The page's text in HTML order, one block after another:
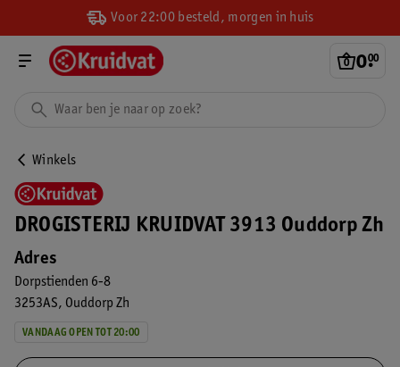
Voor 22:00 besteld, morgen in huis
0.
00
Winkels
DROGISTERIJ KRUIDVAT 3913 Ouddorp Zh
Adres
Dorpstienden 6-8
3253AS
Ouddorp Zh
VANDAAG OPEN TOT 20:00